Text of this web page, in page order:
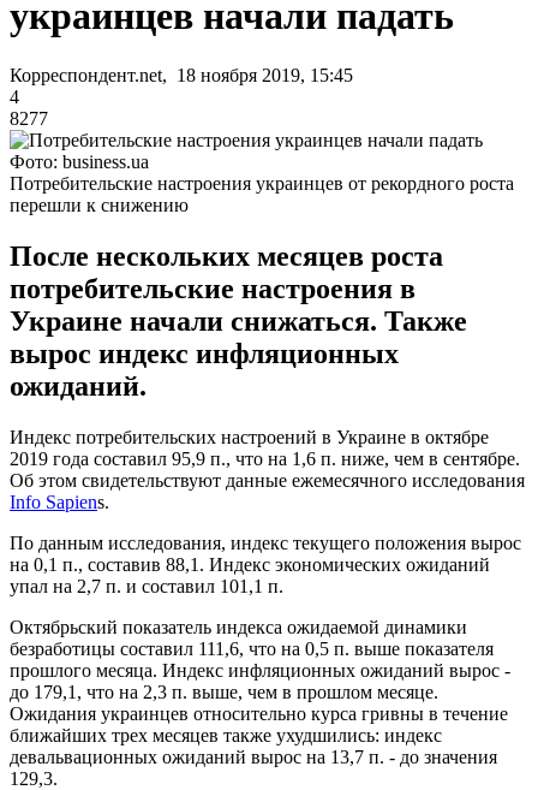
украинцев начали падать
Корреспондент.net, 18 ноября 2019, 15:45
4
8277
Фото: business.ua
Потребительские настроения украинцев от рекордного роста
перешли к снижению
После нескольких месяцев роста
потребительские настроения в
Украине начали снижаться. Также
вырос индекс инфляционных
ожиданий.
Индекс потребительских настроений в Украине в октябре
2019 года составил 95,9 п., что на 1,6 п. ниже, чем в сентябре.
Об этом свидетельствуют данные ежемесячного исследования
Info Sapiens.
По данным исследования, индекс текущего положения вырос
на 0,1 п., составив 88,1. Индекс экономических ожиданий
упал на 2,7 п. и составил 101,1 п.
Октябрьский показатель индекса ожидаемой динамики
безработицы составил 111,6, что на 0,5 п. выше показателя
прошлого месяца. Индекс инфляционных ожиданий вырос -
до 179,1, что на 2,3 п. выше, чем в прошлом месяце.
Ожидания украинцев относительно курса гривны в течение
ближайших трех месяцев также ухудшились: индекс
девальвационных ожиданий вырос на 13,7 п. - до значения
129,3.